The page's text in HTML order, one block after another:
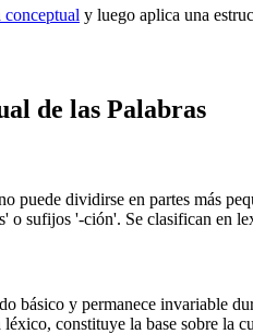
conceptual y luego aplica una
de las Palabras
dividirse en partes más
o sufijos '-ción'. Se clasifican en
básico y permanece invariable
constituye la base sobre la